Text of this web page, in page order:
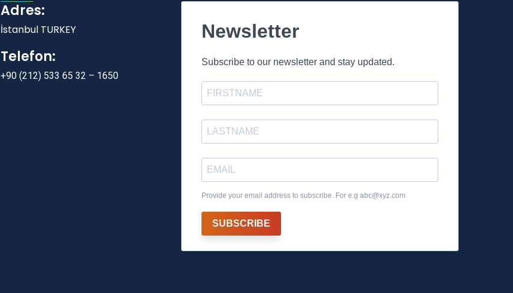
Adres:
İstanbul TURKEY
Telefon:
+90 (212) 533 65 32 – 1650
Newsletter
Subscribe to our newsletter and stay updated.
Provide your email address to subscribe. For e.g abc@xyz.com
SUBSCRIBE